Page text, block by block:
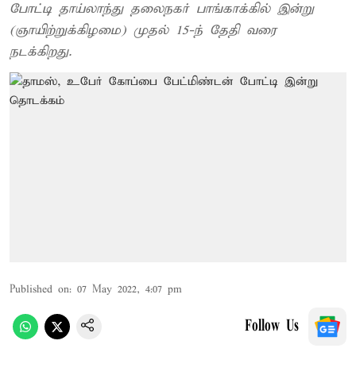
போட்டி தாய்லாந்து தலைநகர் பாங்காக்கில் இன்று
(ஞாயிற்றுக்கிழமை) முதல் 15-ந் தேதி வரை
நடக்கிறது.
Published on: 07 May 2022, 4:07 pm
Follow Us